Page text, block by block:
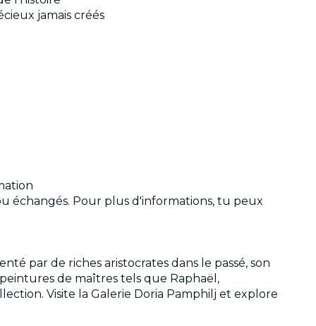
jamais créés
échangés. Pour plus d'informations, tu peux
par de riches aristocrates dans le passé, son
de maîtres tels que Raphaël,
Visite la Galerie Doria Pamphilj et explore